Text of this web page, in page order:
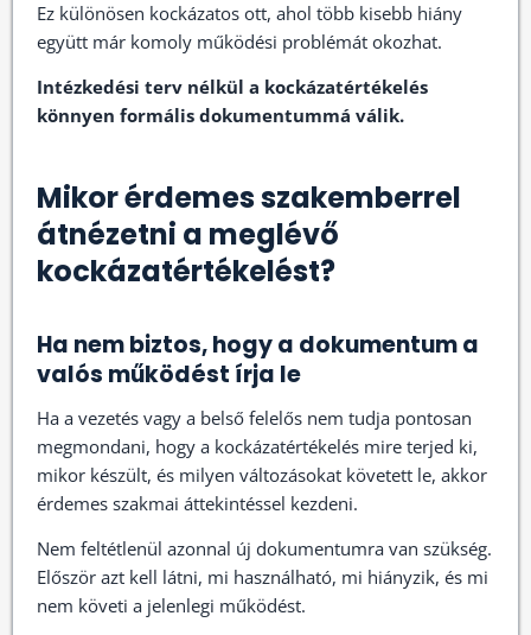
Ez különösen kockázatos ott, ahol több kisebb hiány
együtt már komoly működési problémát okozhat.
Intézkedési terv nélkül a kockázatértékelés
könnyen formális dokumentummá válik.
Mikor érdemes szakemberrel
átnézetni a meglévő
kockázatértékelést?
Ha nem biztos, hogy a dokumentum a
valós működést írja le
Ha a vezetés vagy a belső felelős nem tudja pontosan
megmondani, hogy a kockázatértékelés mire terjed ki,
mikor készült, és milyen változásokat követett le, akkor
érdemes szakmai áttekintéssel kezdeni.
Nem feltétlenül azonnal új dokumentumra van szükség.
Először azt kell látni, mi használható, mi hiányzik, és mi
nem követi a jelenlegi működést.